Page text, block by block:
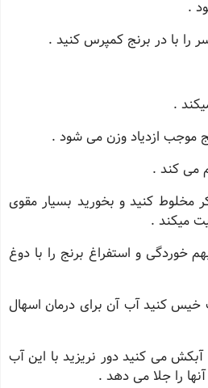
.
مخلوط کنید و بخورید بسیار مقوی
میکند .
خوردگی و استفراغ برنج را با دوغ
خیس کنید آب آن برای درمان اسهال
آبکش می کنید دور نریزید با این آب
را جلا می دهد .